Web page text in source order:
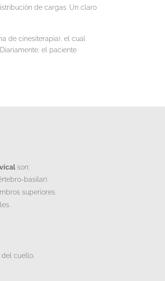
de cargas. Un claro
de cinesiterapia), el cual
el paciente
son:
basilar).
superiores.
cuello.